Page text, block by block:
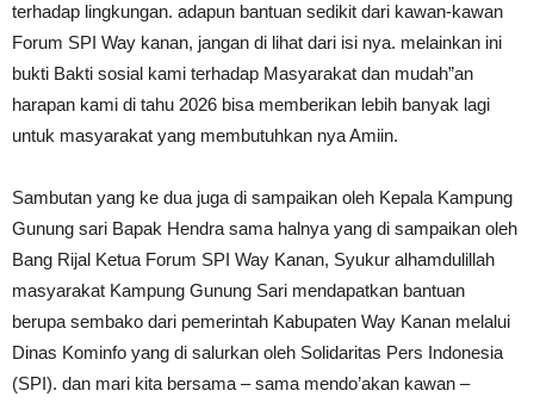
terhadap lingkungan. adapun bantuan sedikit dari kawan-kawan
Forum SPI Way kanan, jangan di lihat dari isi nya. melainkan ini
bukti Bakti sosial kami terhadap Masyarakat dan mudah”an
harapan kami di tahu 2026 bisa memberikan lebih banyak lagi
untuk masyarakat yang membutuhkan nya Amiin.
Sambutan yang ke dua juga di sampaikan oleh Kepala Kampung
Gunung sari Bapak Hendra sama halnya yang di sampaikan oleh
Bang Rijal Ketua Forum SPI Way Kanan, Syukur alhamdulillah
masyarakat Kampung Gunung Sari mendapatkan bantuan
berupa sembako dari pemerintah Kabupaten Way Kanan melalui
Dinas Kominfo yang di salurkan oleh Solidaritas Pers Indonesia
(SPI). dan mari kita bersama – sama mendo’akan kawan –